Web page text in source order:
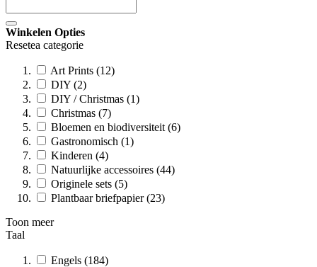
Winkelen Opties
Resetea categorie
Art Prints (12)
DIY (2)
DIY / Christmas (1)
Christmas (7)
Bloemen en biodiversiteit (6)
Gastronomisch (1)
Kinderen (4)
Natuurlijke accessoires (44)
Originele sets (5)
Plantbaar briefpapier (23)
Toon meer
Taal
Engels (184)